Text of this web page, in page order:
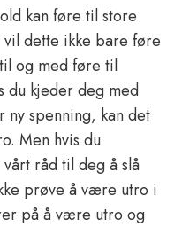
kan føre til store
dette ikke bare føre
og med føre til
du kjeder deg med
spenning, kan det
Men hvis du
råd til deg å slå
prøve å være utro i
på å være utro og